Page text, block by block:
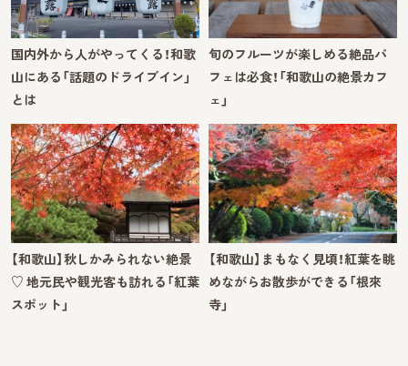
国内外から人がやってくる！和歌
山にある「話題のドライブイン」
とは
旬のフルーツが楽しめる絶品パ
フェは必食！「和歌山の絶景カフ
ェ」
【和歌山】秋しかみられない絶景
♡ 地元民や観光客も訪れる「紅葉
スポット」
【和歌山】まもなく見頃！紅葉を眺
めながらお散歩ができる「根來
寺」